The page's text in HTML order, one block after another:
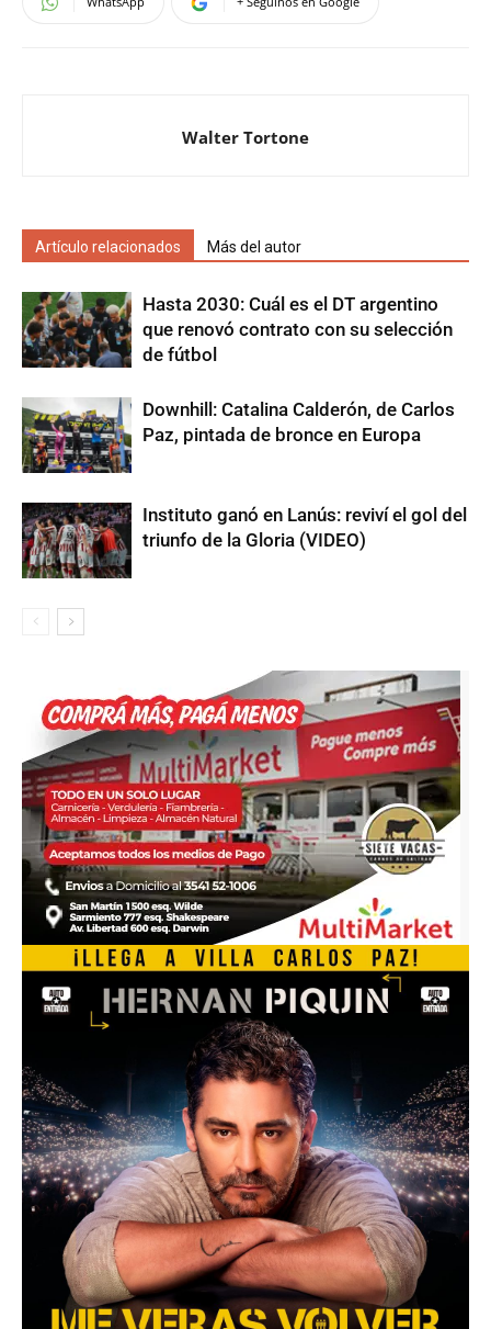
Walter Tortone
Artículo relacionados Más del autor
Hasta 2030: Cuál es el DT argentino
que renovó contrato con su selección
de fútbol
Downhill: Catalina Calderón, de Carlos
Paz, pintada de bronce en Europa
Instituto ganó en Lanús: reviví el gol del
triunfo de la Gloria (VIDEO)